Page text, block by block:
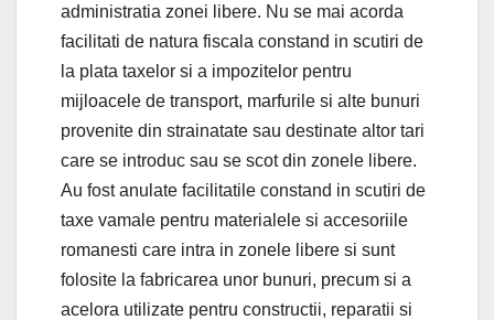
administratia zonei libere. Nu se mai acorda
facilitati de natura fiscala constand in scutiri de
la plata taxelor si a impozitelor pentru
mijloacele de transport, marfurile si alte bunuri
provenite din strainatate sau destinate altor tari
care se introduc sau se scot din zonele libere.
Au fost anulate facilitatile constand in scutiri de
taxe vamale pentru materialele si accesoriile
romanesti care intra in zonele libere si sunt
folosite la fabricarea unor bunuri, precum si a
acelora utilizate pentru constructii, reparatii si